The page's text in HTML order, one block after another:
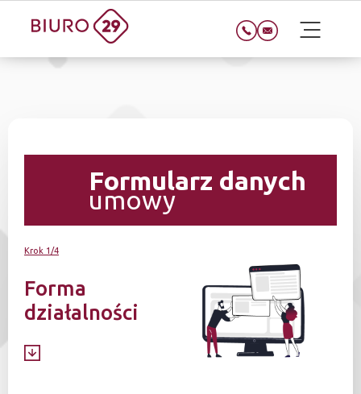
Formularz danych
umowy
Krok 1/4
Forma
działalności